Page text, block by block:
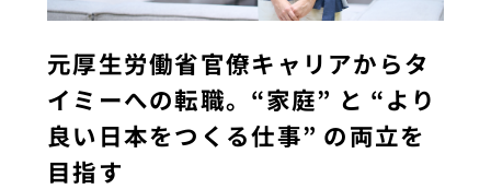
元厚生労働省官僚キャリアからタ
イミーへの転職。“家庭” と “より
良い日本をつくる仕事” の両立を
目指す